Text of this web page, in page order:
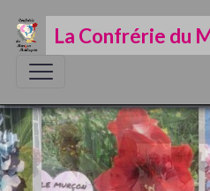
La Confrérie du